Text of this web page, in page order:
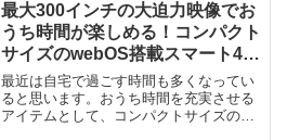
最大300インチの大迫力映像でお
うち時間が楽しめる！コンパクト
サイズのwebOS搭載スマート4K
プロジェクター「HU710PW」登
場！
最近は自宅で過ごす時間も多くなってい
ると思います。おうち時間を充実させる
アイテムとして、コンパクトサイズの大